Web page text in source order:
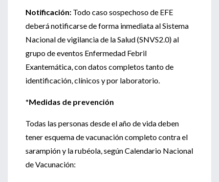
Notificación: Todo caso sospechoso de EFE
deberá notificarse de forma inmediata al Sistema
Nacional de vigilancia de la Salud (SNVS2.0) al
grupo de eventos Enfermedad Febril
Exantemática, con datos completos tanto de
identificación, clínicos y por laboratorio.
*Medidas de prevención
Todas las personas desde el año de vida deben
tener esquema de vacunación completo contra el
sarampión y la rubéola, según Calendario Nacional
de Vacunación: